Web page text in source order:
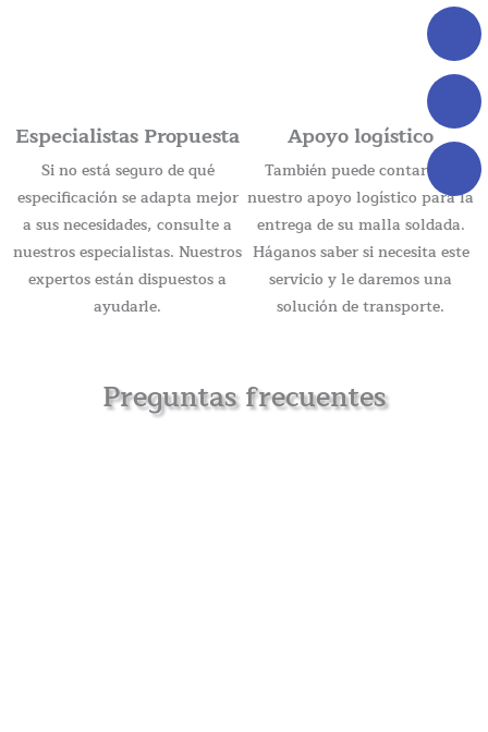
Especialistas Propuesta
Si no está seguro de qué
especificación se adapta mejor
a sus necesidades, consulte a
nuestros especialistas. Nuestros
expertos están dispuestos a
ayudarle.
Apoyo logístico
También puede contar con
nuestro apoyo logístico para la
entrega de su malla soldada.
Háganos saber si necesita este
servicio y le daremos una
solución de transporte.
Preguntas frecuentes